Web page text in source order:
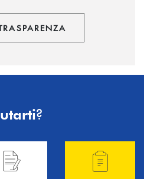
?
filiali . di informazioni? Contattaci !
Hai bisogno di